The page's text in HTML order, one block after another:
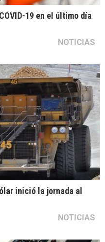
19 en el último día
NOTICIAS
inició la jornada al
NOTICIAS